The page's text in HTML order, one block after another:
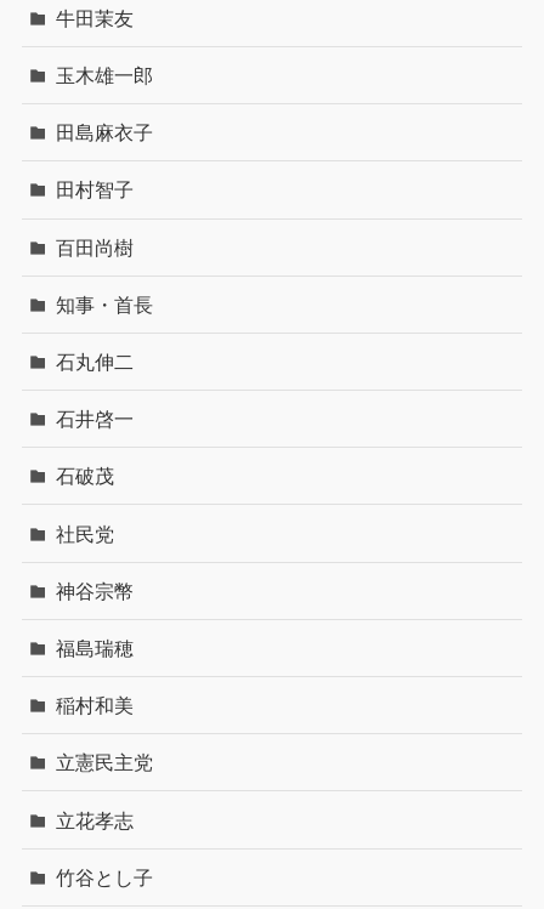
牛田茉友
玉木雄一郎
田島麻衣子
田村智子
百田尚樹
知事・首長
石丸伸二
石井啓一
石破茂
社民党
神谷宗幣
福島瑞穂
稲村和美
立憲民主党
立花孝志
竹谷とし子